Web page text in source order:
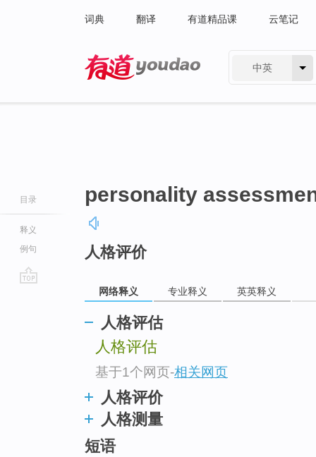
词典 翻译 有道精品课 云笔记
中英
目录
释义
例句
personality
人格评价
网络释义 专业释义 英英释义
人格评估
人格评估
基于1个网页-相关网页
人格评价
人格测量
短语